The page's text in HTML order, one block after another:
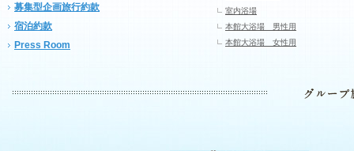
募集型企画旅行約款
宿泊約款
Press Room
室内浴場
本館大浴場 男性用
本館大浴場 女性用